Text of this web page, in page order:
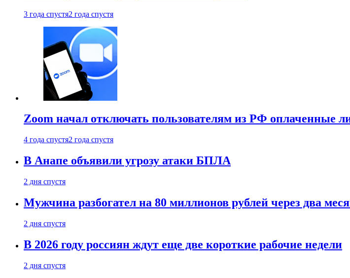
3 года спустя2 года спустя
Zoom начал отключать пользователям из РФ оплаченные
4 года спустя2 года спустя
В Анапе объявили угрозу атаки БПЛА
2 дня спустя
Мужчина разбогател на 80 миллионов рублей через два
2 дня спустя
В 2026 году россиян ждут еще две короткие рабочие недели
2 дня спустя